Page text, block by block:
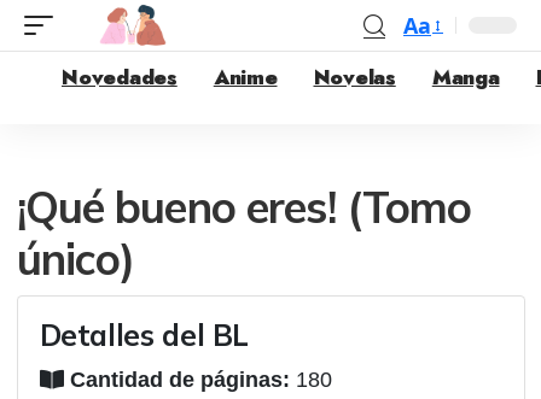
Aa
Novedades
Anime Novelas Manga
¡Qué bueno eres! (Tomo
único)
Detalles del BL
Cantidad de páginas: 180